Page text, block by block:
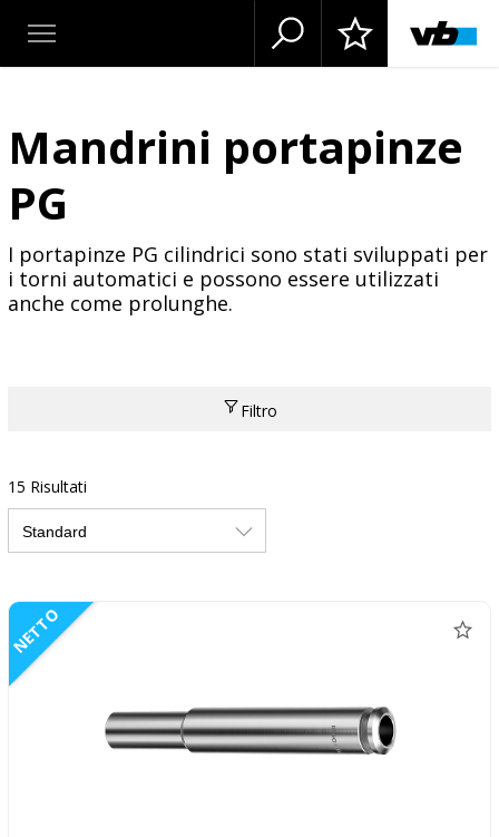
Mandrini portapinze
PG
I portapinze PG cilindrici sono stati sviluppati per
i torni automatici e possono essere utilizzati
anche come prolunghe.
Filtro
15 Risultati
NETTO